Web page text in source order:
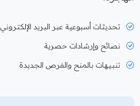
تحديثات أسبوعية عبر البريد الإلكتروني
نصائح وإرشادات حصرية
تنبيهات بالمنح والفرص الجديدة